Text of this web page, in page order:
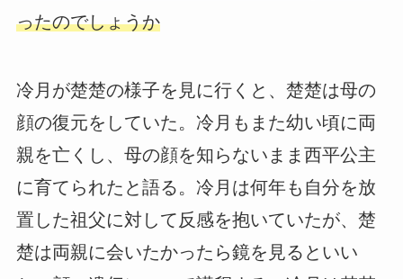
ったのでしょうか
冷月が楚楚の様子を見に行くと、楚楚は母の
顔の復元をしていた。冷月もまた幼い頃に両
親を亡くし、母の顔を知らないまま西平公主
に育てられたと語る。冷月は何年も自分を放
置した祖父に対して反感を抱いていたが、楚
楚は両親に会いたかったら鏡を見るといい